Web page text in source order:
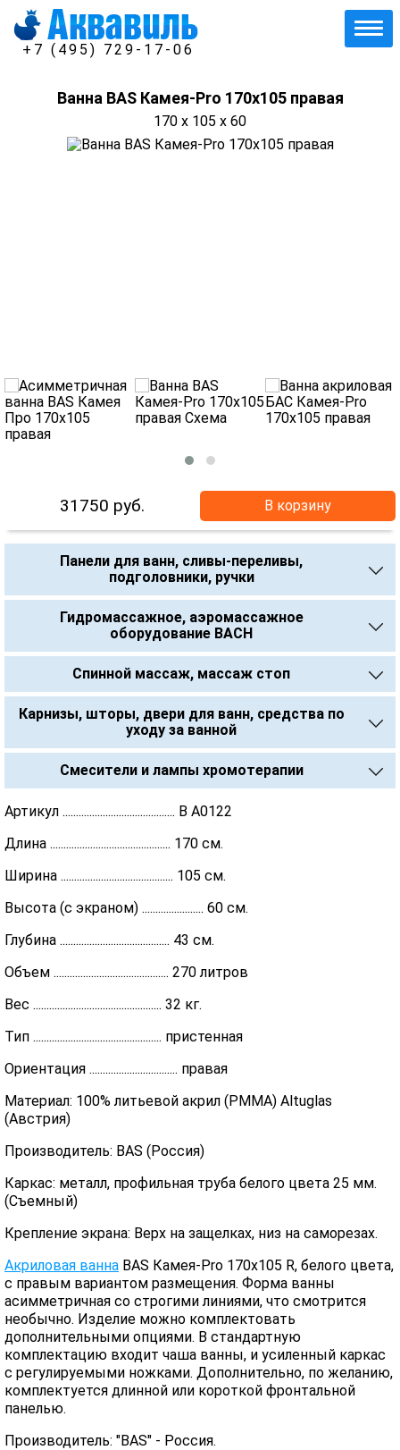
+7 (495) 729-17-06
Ванна BAS Камея-Pro 170x105 правая
170 x 105 x 60
31750 руб. В корзину
Панели для ванн, сливы-переливы,
подголовники, ручки
Гидромассажное, аэромассажное
оборудование BACH
Спинной массаж, массаж стоп
Карнизы, шторы, двери для ванн, средства по
уходу за ванной
Смесители и лампы хромотерапии
Артикул .......................................... В А0122
Длина ............................................. 170 см.
Ширина .......................................... 105 см.
Высота (с экраном) ....................... 60 см.
Глубина ......................................... 43 см.
Объем ........................................... 270 литров
Вес ................................................ 32 кг.
Тип ................................................ пристенная
Ориентация ................................. правая
Материал: 100% литьевой акрил (PMMA) Altuglas
(Австрия)
Производитель: BAS (Россия)
Каркас: металл, профильная труба белого цвета 25 мм.
(Съемный)
Крепление экрана: Верх на защелках, низ на саморезах.
Акриловая ванна BAS Камея-Pro 170х105 R, белого цвета,
с правым вариантом размещения. Форма ванны
асимметричная со строгими линиями, что смотрится
необычно. Изделие можно комплектовать
дополнительными опциями. В стандартную
комплектацию входит чаша ванны, и усиленный каркас
с регулируемыми ножками. Дополнительно, по желанию,
комплектуется длинной или короткой фронтальной
панелью.
Производитель: "BAS" - Россия.